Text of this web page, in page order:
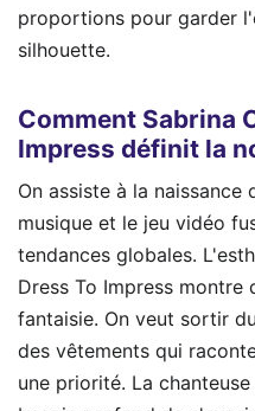
proportions pour garder
silhouette.
Comment Sabrina
Impress définit la
On assiste à la naissance
musique et le jeu vidéo
tendances globales.
Dress To Impress
fantaisie. On veut sortir
des vêtements qui
une priorité. La